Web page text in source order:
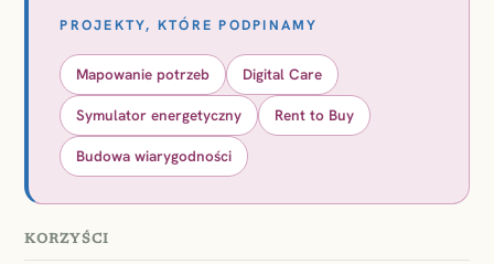
PROJEKTY, KTÓRE PODPINAMY
Mapowanie potrzeb Digital Care
Symulator energetyczny Rent to Buy
Budowa wiarygodności
KORZYŚCI